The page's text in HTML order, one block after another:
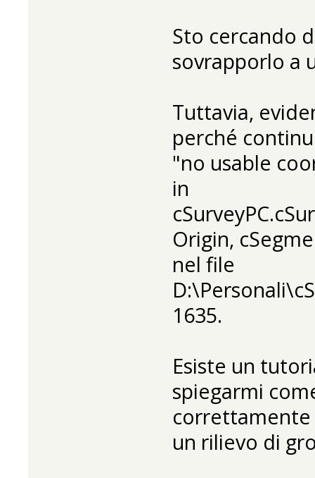
Sto cercando
sovrapporlo a
Tuttavia,
perché
"no usable
in
Origin,
nel file
1635.
Esiste un
spiegarmi
correttamente
un rilievo di